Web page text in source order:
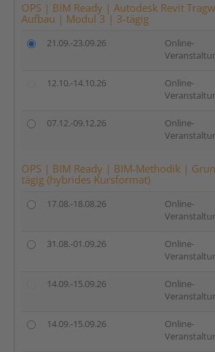
OPS | BIM Ready | Autodesk Revit
Aufbau | Modul 3 | 3-tägig
21.09.-23.09.26
Online-
12.10.-14.10.26
Online-
07.12.-09.12.26
Online-
OPS | BIM Ready | BIM-Methodik |
tägig (hybrides Kursformat)
17.08.-18.08.26
Online-
31.08.-01.09.26
Online-
14.09.-15.09.26
Online-
14.09.-15.09.26
Online-